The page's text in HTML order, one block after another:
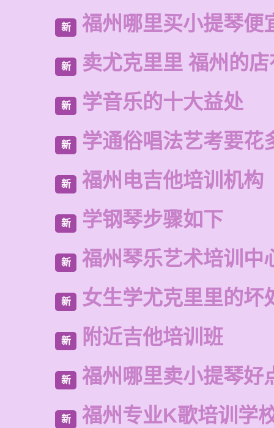
新 福州哪里买小提琴便
新 卖尤克里里 福州的
新 学音乐的十大益处
新 学通俗唱法艺考要花
新 福州电吉他培训机构
新 学钢琴步骤如下
新 福州琴乐艺术培训中
新 女生学尤克里里的坏
新 附近吉他培训班
新 福州哪里卖小提琴好
新 福州专业K歌培训学